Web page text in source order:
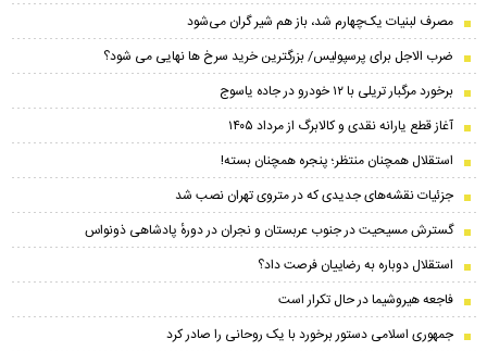
مصرف لبنیات یک‌چهارم شد، باز هم شیر گران می‌شود
ضرب الاجل برای پرسپولیس/ بزرگترین خرید سرخ ها نهایی می شود؟
برخورد مرگبار تریلی با ۱۲ خودرو در جاده یاسوج
آغاز قطع یارانه نقدی و کالابرگ از مرداد ۱۴۰۵
استقلال همچنان منتظر؛ پنجره همچنان بسته!
جزئیات نقشه‌های جدیدی که در متروی تهران نصب شد
گسترش مسیحیت در جنوب عربستان و نجران در دورهٔ پادشاهی ذونواس
استقلال دوباره به رضاییان فرصت داد؟
فاجعه هیروشیما در حال تکرار است
جمهوری اسلامی دستور برخورد با یک روحانی را صادر کرد